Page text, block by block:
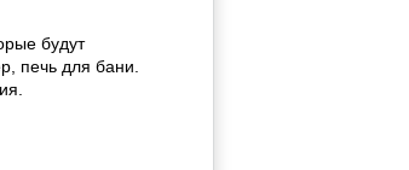
будут
печь для бани.